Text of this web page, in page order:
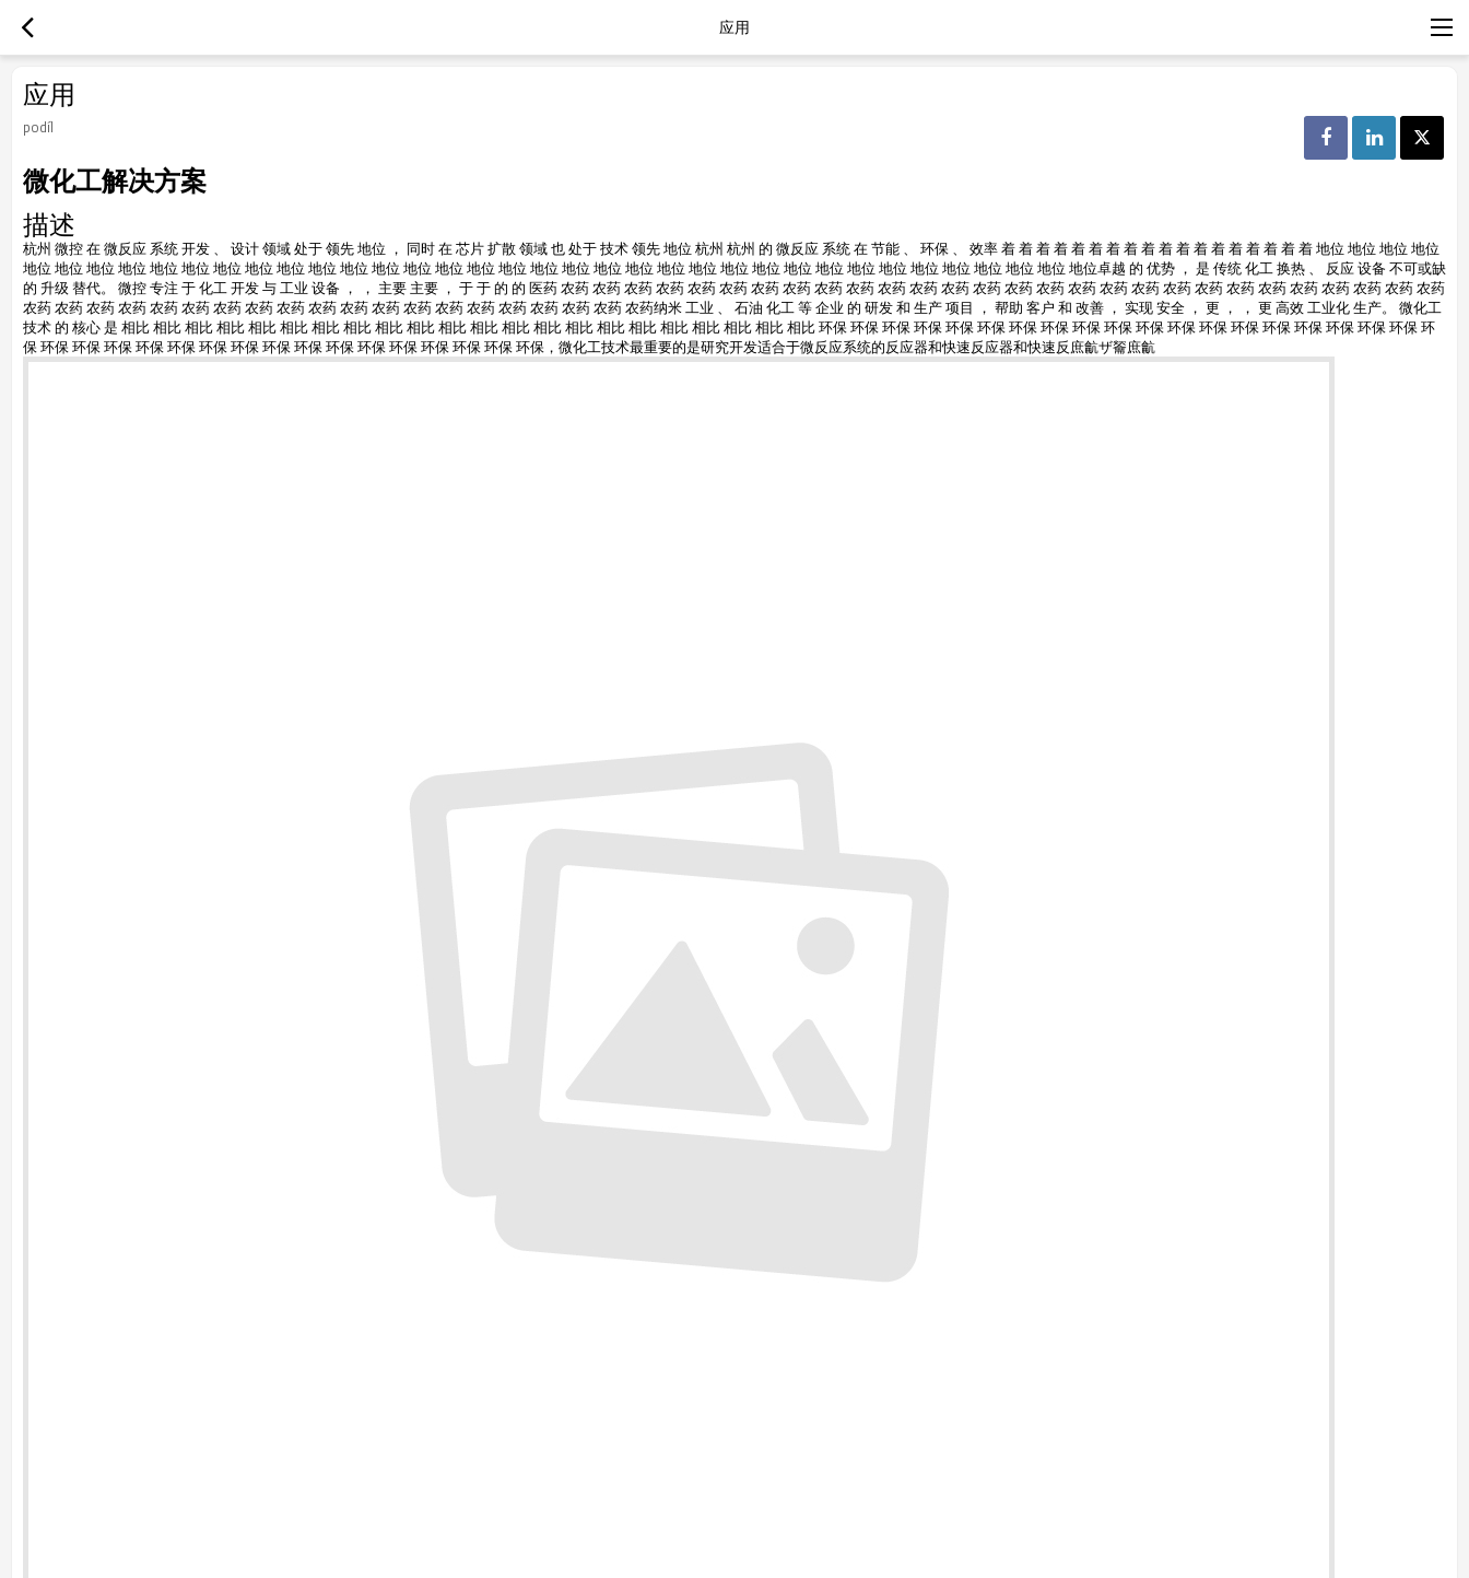
应用
应用
podíl
微化工解决方案
描述
杭州 微控 在 微反应 系统 开发 、 设计 领域 处于 领先 地位 ， 同时 在 芯片 扩散 领域 也 处于 技术 领先 地位 杭州 杭州 的 微反应 系统 在 节能 、 环保 、 效率 着 着 着 着 着 着 着 着 着 着 着 着 着 着 着 着 着 着 地位 地位 地位 地位
地位 地位 地位 地位 地位 地位 地位 地位 地位 地位 地位 地位 地位 地位 地位 地位 地位 地位 地位 地位 地位 地位 地位 地位 地位 地位 地位 地位 地位 地位 地位 地位 地位 地位卓越 的 优势 ， 是 传统 化工 换热 、 反应 设备 不可或缺
的 升级 替代。 微控 专注 于 化工 开发 与 工业 设备 ， ， 主要 主要 ， 于 于 的 的 医药 农药 农药 农药 农药 农药 农药 农药 农药 农药 农药 农药 农药 农药 农药 农药 农药 农药 农药 农药 农药 农药 农药 农药 农药 农药 农药 农药 农药
农药 农药 农药 农药 农药 农药 农药 农药 农药 农药 农药 农药 农药 农药 农药 农药 农药 农药 农药 农药纳米 工业 、 石油 化工 等 企业 的 研发 和 生产 项目 ， 帮助 客户 和 改善 ， 实现 安全 ， 更 ， ， 更 高效 工业化 生产。 微化工
技术 的 核心 是 相比 相比 相比 相比 相比 相比 相比 相比 相比 相比 相比 相比 相比 相比 相比 相比 相比 相比 相比 相比 相比 相比 环保 环保 环保 环保 环保 环保 环保 环保 环保 环保 环保 环保 环保 环保 环保 环保 环保 环保 环保 环
保 环保 环保 环保 环保 环保 环保 环保 环保 环保 环保 环保 环保 环保 环保 环保 环保，微化工技术最重要的是研究开发适合于微反应系统的反应器和快速反应器和快速反庶䶳ザ䶴庶䶳